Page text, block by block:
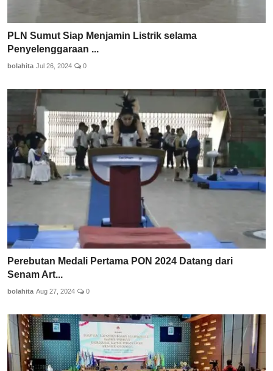
PLN Sumut Siap Menjamin Listrik selama
Penyelenggaraan ...
bolahita Jul 26, 2024 0
Perebutan Medali Pertama PON 2024 Datang dari
Senam Art...
bolahita Aug 27, 2024 0